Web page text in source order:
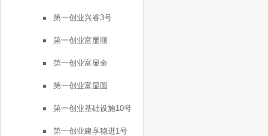
第一创业兴睿3号
第一创业富显顺
第一创业富显金
第一创业富显圆
第一创业基础设施10号
第一创业建享稳进1号